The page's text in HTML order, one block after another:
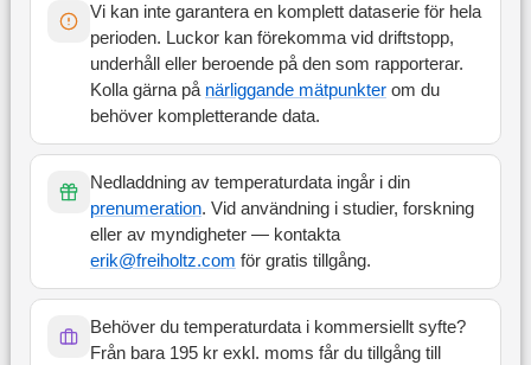
Vi kan inte garantera en komplett dataserie för hela
perioden. Luckor kan förekomma vid driftstopp,
underhåll eller beroende på den som rapporterar.
Kolla gärna på närliggande mätpunkterom du
behöver kompletterande data.
Nedladdning av temperaturdata ingår i din
prenumeration. Vid användning i studier, forskning
eller av myndigheter — kontakta
erik@freiholtz.com för gratis tillgång.
Behöver du temperaturdata i kommersiellt syfte?
Från bara 195 kr exkl. moms får du tillgång till